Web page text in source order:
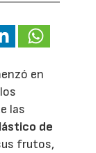
en
las
de
frutos,